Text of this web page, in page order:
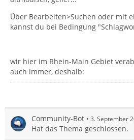
Über Bearbeiten>Suchen oder mit
kannst du bei Bedingung
wir hier im Rhein-Main Gebiet
auch immer, deshalb:
Community-Bot 3. September
Hat das Thema geschlossen.